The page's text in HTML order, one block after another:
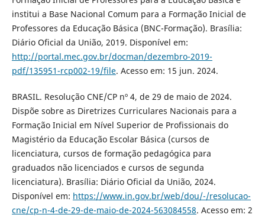
institui a Base Nacional Comum para a Formação Inicial de
Professores da Educação Básica (BNC-Formação). Brasília:
Diário Oficial da União, 2019. Disponível em:
http://portal.mec.gov.br/docman/dezembro-2019-
pdf/135951-rcp002-19/file. Acesso em: 15 jun. 2024.
BRASIL. Resolução CNE/CP nº 4, de 29 de maio de 2024.
Dispõe sobre as Diretrizes Curriculares Nacionais para a
Formação Inicial em Nível Superior de Profissionais do
Magistério da Educação Escolar Básica (cursos de
licenciatura, cursos de formação pedagógica para
graduados não licenciados e cursos de segunda
licenciatura). Brasília: Diário Oficial da União, 2024.
Disponível em: https://www.in.gov.br/web/dou/-/resolucao-
cne/cp-n-4-de-29-de-maio-de-2024-563084558. Acesso em: 2